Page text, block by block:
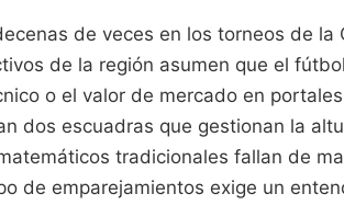
de veces en los torneos de la
de la región asumen que el
o el valor de mercado en
dos escuadras que gestionan la
tradicionales fallan de
de emparejamientos exige un